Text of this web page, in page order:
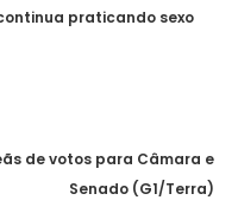
praticando sexo
de votos para Câmara e
Senado (G1/Terra)